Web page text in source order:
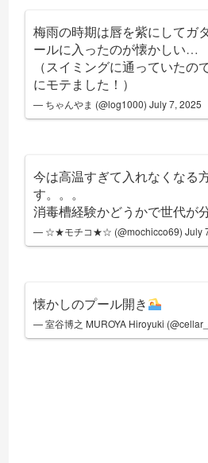
梅雨の時期は唇を紫にしてガ
ールに入ったのが懐かしい…
（スイミングに通っていたの
にモテました！）
— ちゃんやま (@log1000)July 7, 2025
今は高温すぎて入れなくなる
す。。。
消毒槽経験かどうかで世代が
— ☆★モチコ★☆ (@mochicco69)July
懐かしのプール開き
— 室谷博之 MUROYA Hiroyuki